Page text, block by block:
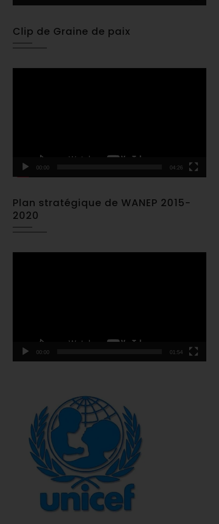
Clip de Graine de paix
00:00 04:26
Plan stratégique de WANEP 2015-
2020
00:00 01:54